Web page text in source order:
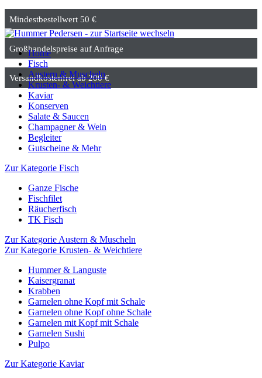
Mindestbestellwert 50 €
Großhandelspreise auf Anfrage
Versandkostenfrei ab 200 €
Home
Fisch
Austern & Muscheln
Krusten- & Weichtiere
Kaviar
Konserven
Salate & Saucen
Champagner & Wein
Begleiter
Gutscheine & Mehr
Zur Kategorie Fisch
Ganze Fische
Fischfilet
Räucherfisch
TK Fisch
Zur Kategorie Austern & Muscheln
Zur Kategorie Krusten- & Weichtiere
Hummer & Languste
Kaisergranat
Krabben
Garnelen ohne Kopf mit Schale
Garnelen ohne Kopf ohne Schale
Garnelen mit Kopf mit Schale
Garnelen Sushi
Pulpo
Zur Kategorie Kaviar